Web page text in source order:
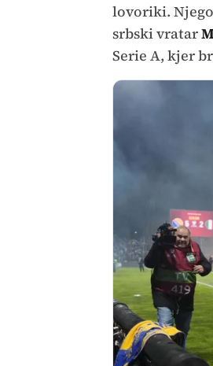
lovoriki.
srbski vratar
Serie A, kjer